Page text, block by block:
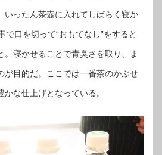
いったん茶壺に入れてしばらく寝か
で口を切って“おもてなし”をすると
。寝かせることで青臭さを取り、ま
が目的だ。ここでは一番茶のかぶせ
な仕上げとなっている。